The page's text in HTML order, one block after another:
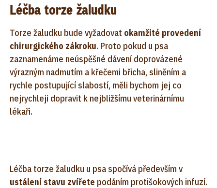
Léčba torze žaludku
Torze žaludku bude vyžadovat okamžité provedení
chirurgického zákroku. Proto pokud u psa
zaznamenáme neúspěšné dávení doprovázené
výrazným nadmutím a křečemi břicha, sliněním a
rychle postupující slabostí, měli bychom jej co
nejrychleji dopravit k nejbližšímu veterinárnímu
lékaři.
Léčba torze žaludku u psa spočívá především v
ustálení stavu zvířete podáním protišokových infuzí.